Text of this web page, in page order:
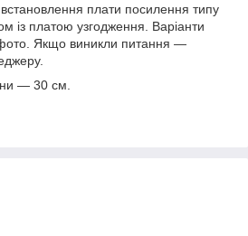
плати посилення типу
із платою узгодження. Варіанти
Якщо виникли питання —
— 30 см.